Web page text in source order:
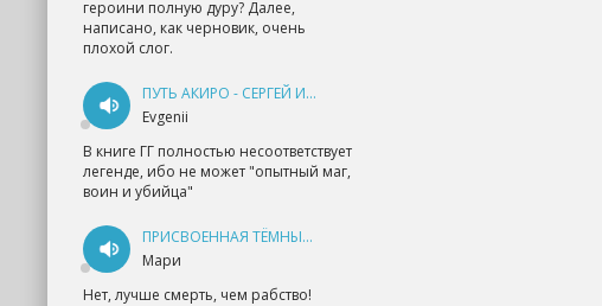
героини полную дуру? Далее,
написано, как черновик, очень
плохой слог.
ПУТЬ АКИРО - СЕРГЕЙ ИЗМАЙЛОВ
Evgenii
В книге ГГ полностью несоответствует
легенде, ибо не может "опытный маг,
воин и убийца"
ПРИСВОЕННАЯ ТЁМНЫМ. ПРОКЛЯТАЯ ЛЮБОВЬ - АННА ГЕРР
Мари
Нет, лучше смерть, чем рабство!